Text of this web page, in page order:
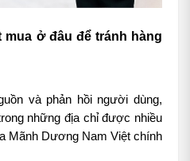
mua ở đâu để tránh hàng
và phản hồi người dùng,
những địa chỉ được nhiều
Mãnh Dương Nam Việt chính